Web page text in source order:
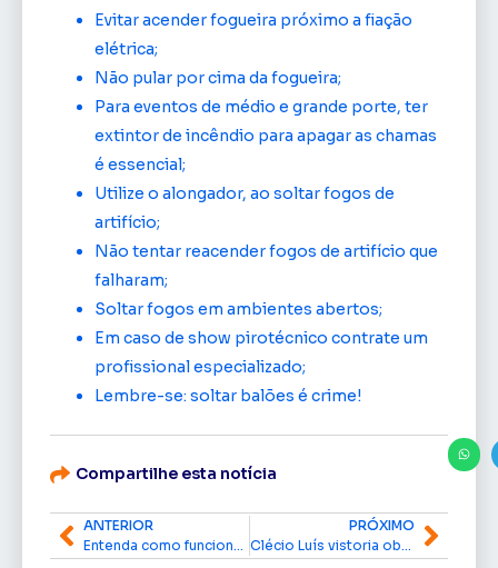
Evitar acender fogueira próximo a fiação
elétrica;
Não pular por cima da fogueira;
Para eventos de médio e grande porte, ter
extintor de incêndio para apagar as chamas
é essencial;
Utilize o alongador, ao soltar fogos de
artifício;
Não tentar reacender fogos de artifício que
falharam;
Soltar fogos em ambientes abertos;
Em caso de show pirotécnico contrate um
profissional especializado;
Lembre-se: soltar balões é crime!
Compartilhe esta notícia
ANTERIOR
Entenda como funcionam as convenções partidárias que definem os candidatos das eleições
PRÓXIMO
Clécio Luís vistoria obras da AP-160 que vai ligar Laranjal e Vitória do Jari por asfalto